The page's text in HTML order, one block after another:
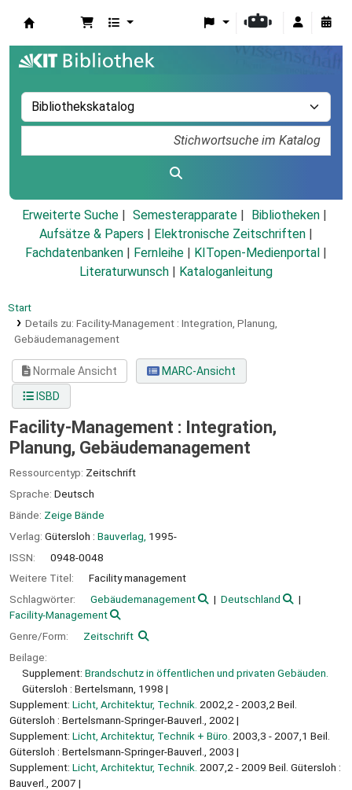
Erweiterte Suche Semesterapparate
Bibliotheken
Aufsätze & Papers
Elektronische Zeitschriften
Fachdatenbanken
Fernleihe KITopen-Medienportal
Literaturwunsch
Kataloganleitung
Start
Details zu: Facility-Management : Integration, Planung,
Gebäudemanagement
Normale Ansicht
MARC-Ansicht
ISBD
Facility-Management : Integration,
Planung, Gebäudemanagement
Ressourcentyp: Zeitschrift
Sprache: Deutsch
Bände: Zeige Bände
Verlag: Gütersloh : Bauverlag, 1995-
ISSN:
0948-0048
Weitere Titel:
Facility management
Schlagwörter:
Gebäudemanagement
Deutschland
Facility-Management
Genre/Form:
Zeitschrift
Beilage:
Supplement: Brandschutz in öffentlichen und privaten Gebäuden.
Gütersloh : Bertelsmann, 1998
Supplement: Licht, Architektur, Technik. 2002,2 - 2003,2 Beil.
Gütersloh : Bertelsmann-Springer-Bauverl., 2002
Supplement: Licht, Architektur, Technik + Büro. 2003,3 - 2007,1 Beil.
Gütersloh : Bertelsmann-Springer-Bauverl., 2003
Supplement: Licht, Architektur, Technik. 2007,2 - 2009 Beil. Gütersloh :
Bauverl., 2007